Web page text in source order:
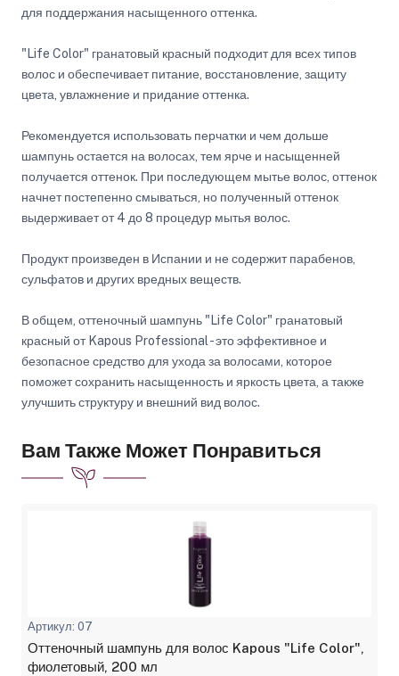
для поддержания насыщенного оттенка.
"Life Color" гранатовый красный подходит для всех типов
волос и обеспечивает питание, восстановление, защиту
цвета, увлажнение и придание оттенка.
Рекомендуется использовать перчатки и чем дольше
шампунь остается на волосах, тем ярче и насыщенней
получается оттенок. При последующем мытье волос, оттенок
начнет постепенно смываться, но полученный оттенок
выдерживает от 4 до 8 процедур мытья волос.
Продукт произведен в Испании и не содержит парабенов,
сульфатов и других вредных веществ.
В общем, оттеночный шампунь "Life Color" гранатовый
красный от Kapous Professional - это эффективное и
безопасное средство для ухода за волосами, которое
поможет сохранить насыщенность и яркость цвета, а также
улучшить структуру и внешний вид волос.
Вам Также Может Понравиться
Артикул: 07
Оттеночный шампунь для волос Kapous "Life Color",
фиолетовый, 200 мл